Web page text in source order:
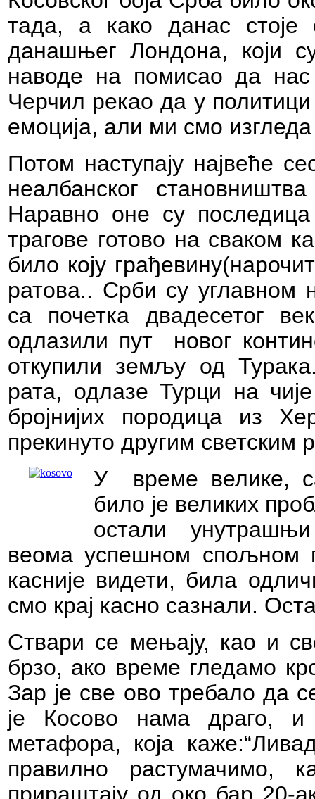
тада, а како данас
данашњег Лондона, који
наводе на помисао да
Черчил рекао да у
емоција, али ми смо
Потом наступају највеће
неалбанског
Наравно оне су
трагове готово на сваком
било коју
ратова.. Срби су углавном
са почетка двадесетог
одлазили пут
новог
откупили земљу од
рата, одлазе Турци на
бројнијих породица из
прекинуто другим светским
У
време велике,
било је великих
остали
веома успешном спољном
касније видети, била
смо крај касно сазнали.
Ствари се мењају, као и
брзо, ако време гледамо
Зар је све ово требало да
је Косово нама драго, и
метафора, која
правилно растумачимо,